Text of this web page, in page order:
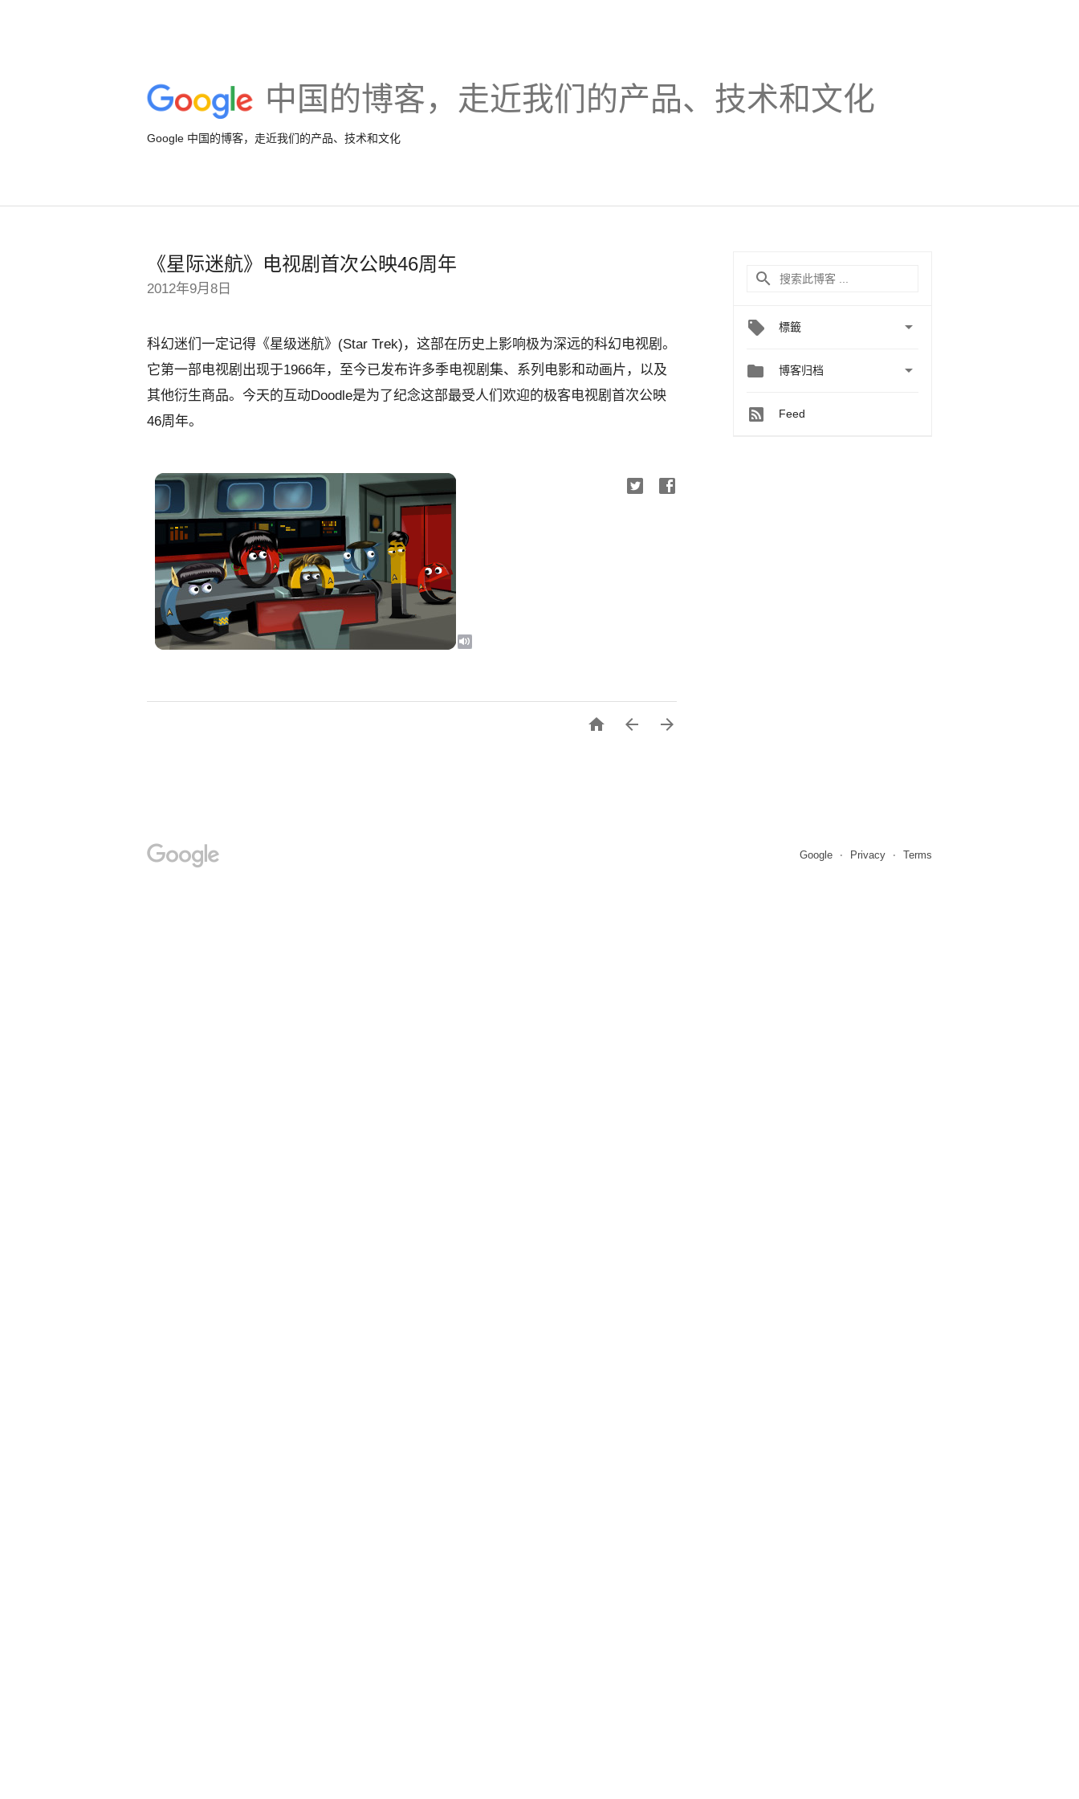
中国的博客，走近我们的产品、技术和文化
Google 中国的博客，走近我们的产品、技术和文化
《星际迷航》电视剧首次公映46周年
2012年9月8日
科幻迷们一定记得《星级迷航》(Star Trek)，这部在历史上影响极为深远的科幻电视剧。
它第一部电视剧出现于1966年，至今已发布许多季电视剧集、系列电影和动画片，以及
其他衍生商品。今天的互动Doodle是为了纪念这部最受人们欢迎的极客电视剧首次公映
46周年。
  
標籤 
 博客归档 
Feed
Google Privacy Terms